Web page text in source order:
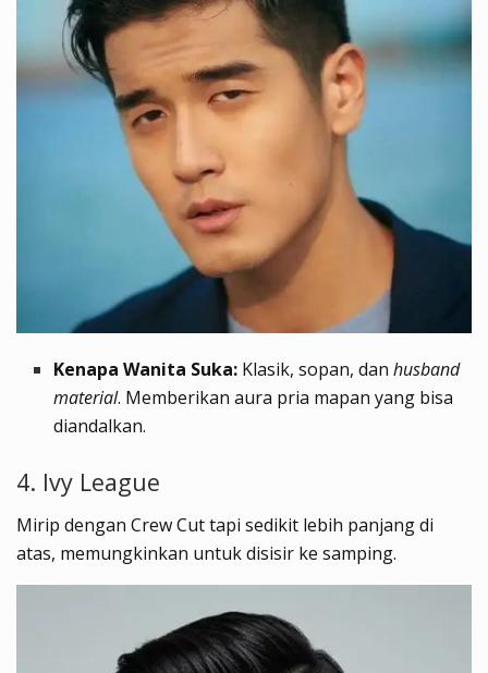
Kenapa Wanita Suka: Klasik, sopan, danhusband
material. Memberikan aura pria mapan yang bisa
diandalkan.
4. Ivy League
Mirip dengan Crew Cut tapi sedikit lebih panjang di
atas, memungkinkan untuk disisir ke samping.